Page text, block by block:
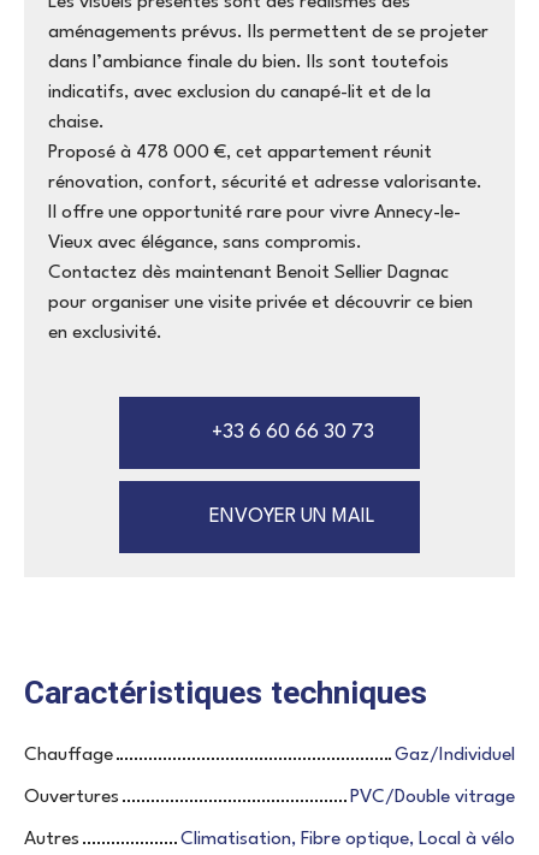
aménagements prévus. Ils permettent de se projeter
dans l’ambiance finale du bien. Ils sont toutefois
indicatifs, avec exclusion du canapé-lit et de la
chaise.
Proposé à 478 000 €, cet appartement réunit
rénovation, confort, sécurité et adresse valorisante.
Il offre une opportunité rare pour vivre Annecy-le-
Vieux avec élégance, sans compromis.
Contactez dès maintenant Benoit Sellier Dagnac
pour organiser une visite privée et découvrir ce bien
en exclusivité.
+33 6 60 66 30 73
ENVOYER UN MAIL
Caractéristiques techniques
Chauffage Gaz/Individuel
Ouvertures PVC/Double vitrage
Autres Climatisation, Fibre optique, Local à vélo